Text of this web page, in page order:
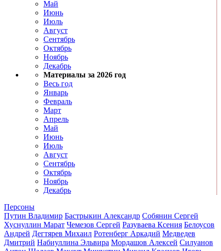
Май
Июнь
Июль
Август
Сентябрь
Октябрь
Ноябрь
Декабрь
Материалы за 2026 год
Весь год
Январь
Февраль
Март
Апрель
Май
Июнь
Июль
Август
Сентябрь
Октябрь
Ноябрь
Декабрь
Персоны
Путин Владимир Бастрыкин Александр Собянин Сергей
Хуснуллин Марат Чемезов Сергей Разуваева Ксения Белоусов
Андрей Дегтярев Михаил Ротенберг Аркадий Медведев
Дмитрий Набиуллина Эльвира Мордашов Алексей Силуанов